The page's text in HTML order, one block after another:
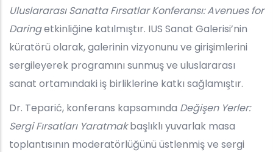
Uluslararası Sanatta Fırsatlar Konferansı: Avenues for
Daringetkinliğine katılmıştır. IUS Sanat Galerisi’nin
küratörü olarak, galerinin vizyonunu ve girişimlerini
sergileyerek programını sunmuş ve uluslararası
sanat ortamındaki iş birliklerine katkı sağlamıştır.
Dr. Teparić, konferans kapsamında Değişen Yerler:
Sergi Fırsatları Yaratmakbaşlıklı yuvarlak masa
toplantısının moderatörlüğünü üstlenmiş ve sergi